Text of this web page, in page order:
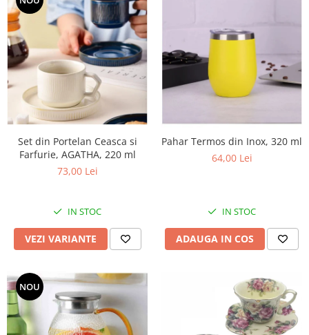
Set din Portelan Ceasca si
Farfurie, AGATHA, 220 ml
73,00 Lei
IN STOC
VEZI VARIANTE
Pahar Termos din Inox, 320 ml
64,00 Lei
IN STOC
ADAUGA IN COS
NOU